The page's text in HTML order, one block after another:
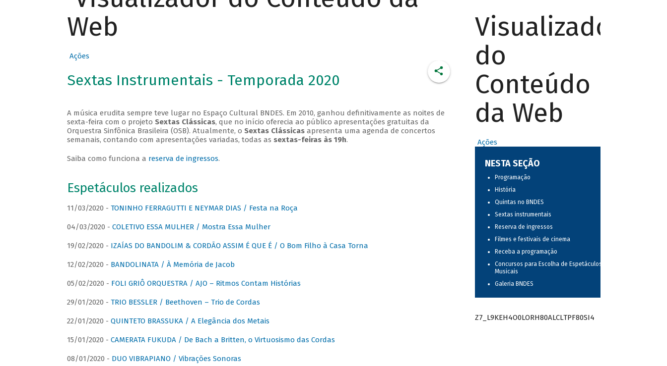
Web
Ações
Sextas Instrumentais - Temporada 2020
A música erudita sempre teve lugar no Espaço Cultural BNDES. Em 2010, ganhou definitivamente as noites de
sexta-feira com o projeto Sextas Clássicas, que no início oferecia ao público apresentações gratuitas da
Orquestra Sinfônica Brasileira (OSB). Atualmente, o Sextas Clássicasapresenta uma agenda de concertos
semanais, contando com apresentações variadas, todas as sextas-feiras às 19h.
Saiba como funciona a reserva de ingressos.
Espetáculos realizados
11/03/2020 - TONINHO FERRAGUTTI E NEYMAR DIAS / Festa na Roça
04/03/2020 - COLETIVO ESSA MULHER / Mostra Essa Mulher
19/02/2020 - IZAÍAS DO BANDOLIM & CORDÃO ASSIM É QUE É / O Bom Filho à Casa Torna
12/02/2020 - BANDOLINATA / À Memória de Jacob
05/02/2020 - FOLI GRIÔ ORQUESTRA / AJO – Ritmos Contam Histórias
29/01/2020 - TRIO BESSLER / Beethoven – Trio de Cordas
22/01/2020 - QUINTETO BRASSUKA / A Elegância dos Metais
15/01/2020 - CAMERATA FUKUDA / De Bach a Britten, o Virtuosismo das Cordas
08/01/2020 - DUO VIBRAPIANO / Vibrações Sonoras
Visualizador
do
Conteúdo
da Web
Ações
NESTA SEÇÃO
Programação
História
Quintas no BNDES
Sextas instrumentais
Reserva de ingressos
Filmes e festivais de cinema
Receba a programação
Concursos para Escolha de Espetáculos
Musicais
Galeria BNDES
Z7_L9KEH4O0LORH80ALCLTPF80SI4